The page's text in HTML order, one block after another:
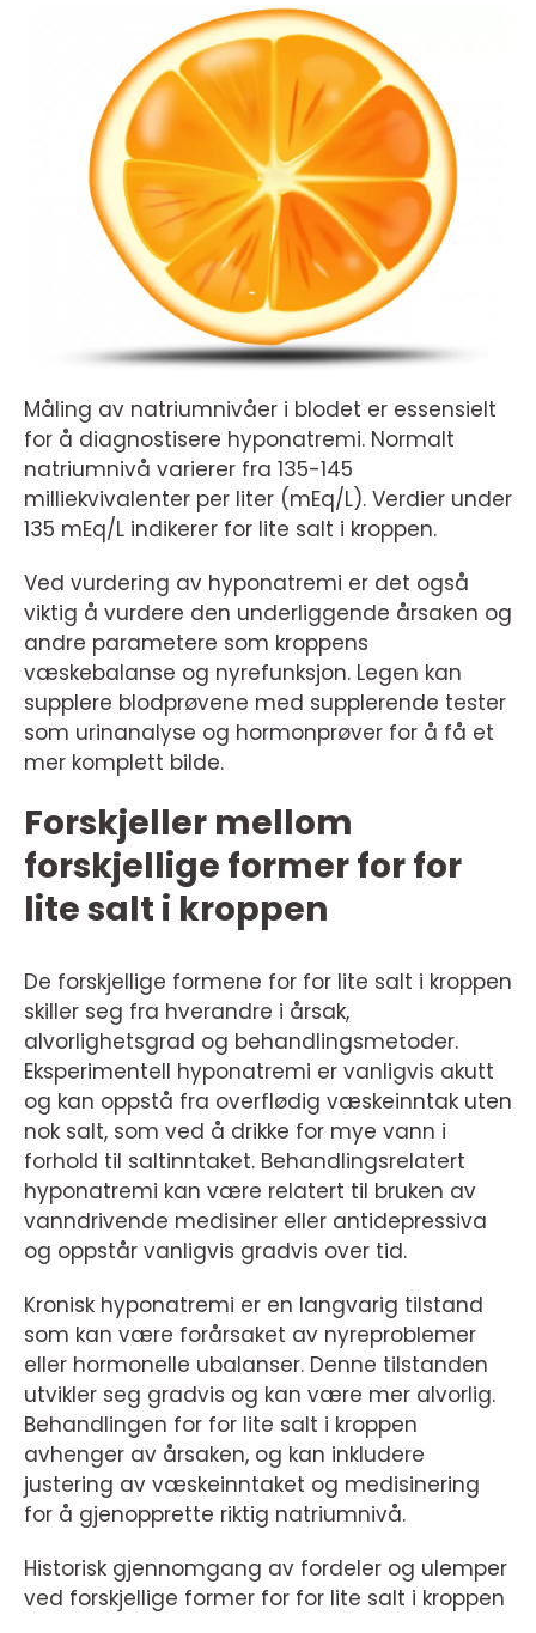
Måling av natriumnivåer i blodet er essensielt
for å diagnostisere hyponatremi. Normalt
natriumnivå varierer fra 135-145
milliekvivalenter per liter (mEq/L). Verdier under
135 mEq/L indikerer for lite salt i kroppen.
Ved vurdering av hyponatremi er det også
viktig å vurdere den underliggende årsaken og
andre parametere som kroppens
væskebalanse og nyrefunksjon. Legen kan
supplere blodprøvene med supplerende tester
som urinanalyse og hormonprøver for å få et
mer komplett bilde.
Forskjeller mellom
forskjellige former for for
lite salt i kroppen
De forskjellige formene for for lite salt i kroppen
skiller seg fra hverandre i årsak,
alvorlighetsgrad og behandlingsmetoder.
Eksperimentell hyponatremi er vanligvis akutt
og kan oppstå fra overflødig væskeinntak uten
nok salt, som ved å drikke for mye vann i
forhold til saltinntaket. Behandlingsrelatert
hyponatremi kan være relatert til bruken av
vanndrivende medisiner eller antidepressiva
og oppstår vanligvis gradvis over tid.
Kronisk hyponatremi er en langvarig tilstand
som kan være forårsaket av nyreproblemer
eller hormonelle ubalanser. Denne tilstanden
utvikler seg gradvis og kan være mer alvorlig.
Behandlingen for for lite salt i kroppen
avhenger av årsaken, og kan inkludere
justering av væskeinntaket og medisinering
for å gjenopprette riktig natriumnivå.
Historisk gjennomgang av fordeler og ulemper
ved forskjellige former for for lite salt i kroppen